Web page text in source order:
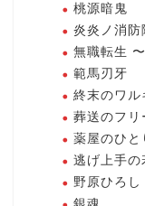
桃源暗鬼
炎炎ノ消防
無職転生
範馬刃牙
終末のワル
葬送のフリ
薬屋のひと
逃げ上手の
野原ひろ